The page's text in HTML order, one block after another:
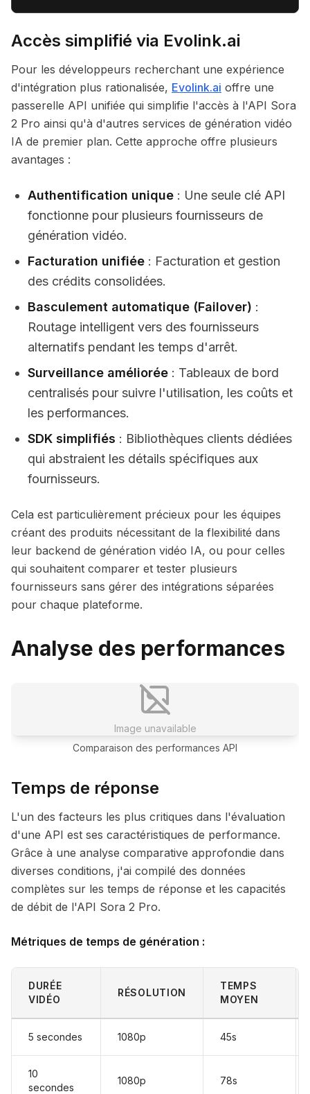
Accès simplifié via Evolink.ai
Pour les développeurs recherchant une expérience
d'intégration plus rationalisée, Evolink.ai offre une
passerelle API unifiée qui simplifie l'accès à l'API Sora
2 Pro ainsi qu'à d'autres services de génération vidéo
IA de premier plan. Cette approche offre plusieurs
avantages :
Authentification unique : Une seule clé API
fonctionne pour plusieurs fournisseurs de
génération vidéo.
Facturation unifiée : Facturation et gestion
des crédits consolidées.
Basculement automatique (Failover) :
Routage intelligent vers des fournisseurs
alternatifs pendant les temps d'arrêt.
Surveillance améliorée : Tableaux de bord
centralisés pour suivre l'utilisation, les coûts et
les performances.
SDK simplifiés : Bibliothèques clients dédiées
qui abstraient les détails spécifiques aux
fournisseurs.
Cela est particulièrement précieux pour les équipes
créant des produits nécessitant de la flexibilité dans
leur backend de génération vidéo IA, ou pour celles
qui souhaitent comparer et tester plusieurs
fournisseurs sans gérer des intégrations séparées
pour chaque plateforme.
Analyse des performances
Image unavailable
Comparaison des performances API
Temps de réponse
L'un des facteurs les plus critiques dans l'évaluation
d'une API est ses caractéristiques de performance.
Grâce à une analyse comparative approfondie dans
diverses conditions, j'ai compilé des données
complètes sur les temps de réponse et les capacités
de débit de l'API Sora 2 Pro.
Métriques de temps de génération :
DURÉE
VIDÉO
RÉSOLUTION
TEMPS
MOYEN
5 secondes 1080p 45s
10
secondes
1080p 78s